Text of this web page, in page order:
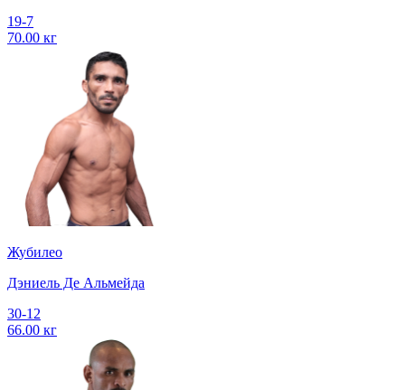
19-7
70.00 кг
Жубилео
Дэниель Де Альмейда
30-12
66.00 кг